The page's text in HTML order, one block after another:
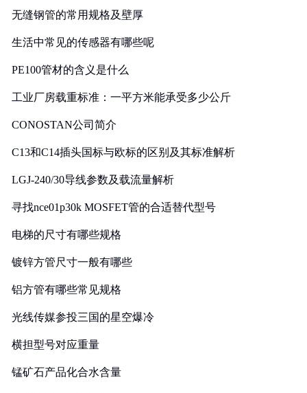
无缝钢管的常用规格及壁厚
生活中常见的传感器有哪些呢
PE100管材的含义是什么
工业厂房载重标准：一平方米能承受多少公斤
CONOSTAN公司简介
C13和C14插头国标与欧标的区别及其标准解析
LGJ-240/30导线参数及载流量解析
寻找nce01p30k MOSFET管的合适替代型号
电梯的尺寸有哪些规格
镀锌方管尺寸一般有哪些
铝方管有哪些常见规格
光线传媒参投三国的星空爆冷
横担型号对应重量
锰矿石产品化合水含量